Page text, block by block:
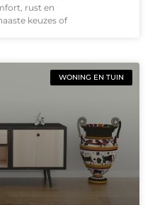
rust en
keuzes of
WONING EN TUIN